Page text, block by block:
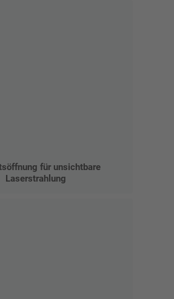
für unsichtbare
Laserstrahlung